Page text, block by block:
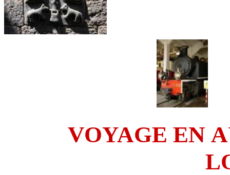
VOYAGE EN